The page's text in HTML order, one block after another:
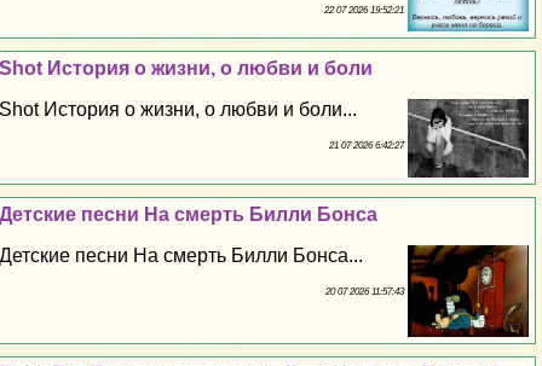
22 07 2026 19:52:21
Shot История о жизни, о любви и боли
Shot История о жизни, о любви и боли...
21 07 2026 6:42:27
Детские песни На cмepть Билли Бонса
Детские песни На cмepть Билли Бонса...
20 07 2026 11:57:43